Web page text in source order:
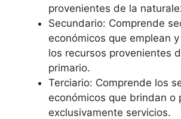
provenientes de la
Secundario: Comprende
económicos que emplean
los recursos provenientes
primario.
Terciario: Comprende los
económicos que brindan o
exclusivamente servicios.